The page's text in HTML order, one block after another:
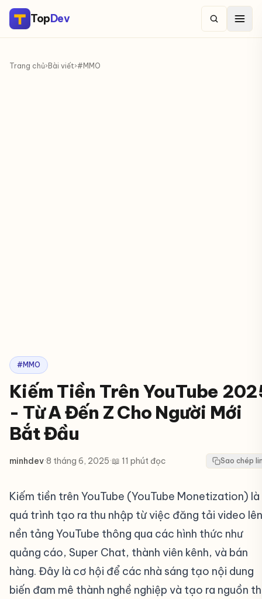
TopDev
Trang chủ› Bài viết›#MMO
#MMO
Kiếm Tiền Trên YouTube
- Từ A Đến Z Cho Người Mới
Bắt Đầu
minhdev·8 tháng 6, 2025·📖 11 phút đọc Sao chép
Kiếm tiền trên YouTube (YouTube Monetization) là
quá trình tạo ra thu nhập từ việc đăng tải video lên
nền tảng YouTube thông qua các hình thức như
quảng cáo, Super Chat, thành viên kênh, và bán
hàng. Đây là cơ hội để các nhà sáng tạo nội dung
biến đam mê thành nghề nghiệp và tạo ra nguồn